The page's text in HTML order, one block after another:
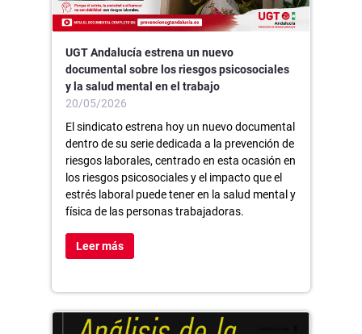
UGT Andalucía estrena un nuevo
documental sobre los riesgos psicosociales
y la salud mental en el trabajo
20/05/2026
El sindicato estrena hoy un nuevo documental
dentro de su serie dedicada a la prevención de
riesgos laborales, centrado en esta ocasión en
los riesgos psicosociales y el impacto que el
estrés laboral puede tener en la salud mental y
física de las personas trabajadoras.
Leer más